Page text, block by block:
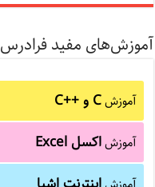
آموزش‌های مفید فرادرس
آموزشC و C++‎
آموزشاکسل Excel